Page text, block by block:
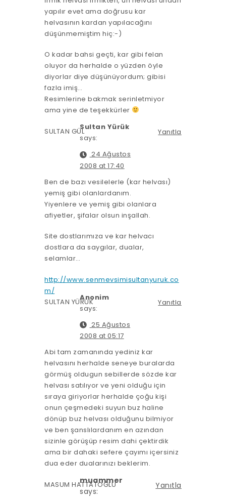
yapılır evet ama doğrusu kar
helvasının kardan yapılacağını
düşünmemiştim hiç:-)
O kadar bahsi geçti, kar gibi felan
oluyor da herhalde o yüzden öyle
diyorlar diye düşünüyordum; gibisi
fazla imiş…
Resimlerine bakmak serinletmiyor
ama yine de teşekkürler
SULTAN GÜL Yanıtla
Sultan Yürük
says:
24 Ağustos
2008 at 17:40
Ben de bazı vesilelerle (kar helvası)
yemiş gibi olanlardanım.
Yiyenlere ve yemiş gibi olanlara
afiyetler, şifalar olsun inşallah.
Site dostlarımıza ve kar helvacı
dostlara da saygılar, dualar,
selamlar…
http://www.senmevsimisultanyuruk.co
m/
SULTAN YÜRÜK
Yanıtla
Anonim
says:
25 Ağustos
2008 at 05:17
Abi tam zamanında yediniz kar
helvasını herhalde seneye buralarda
görmüş oldugun sebillerde sözde kar
helvası satılıyor ve yeni olduğu için
sıraya giriyorlar herhalde çoğu kişi
onun çeşmedeki suyun buz haline
dönüp buz helvası olduğunu bilmiyor
ve ben şanslılardanım en azından
sizinle görüşüp resim dahi çektirdik
ama bir dahaki sefere çayımı içersiniz
dua eder dualarınızı beklerim.
MASUM HATTATOĞLU Yanıtla
muammer
says: